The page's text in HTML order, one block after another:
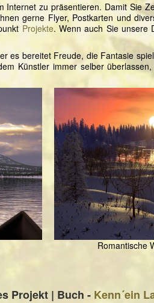
zu präsentieren. Damit Sie
gerne Flyer, Postkarten und
Projekte. Wenn auch Sie unsere
es bereitet Freude, die Fantasie
Künstler immer selber
Romantische
Projekt | Buch - Kenn´ein